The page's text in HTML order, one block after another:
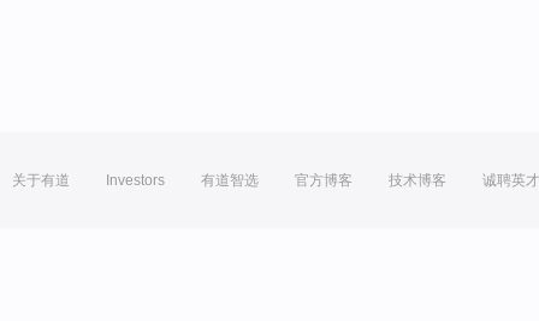
关于有道 Investors 有道智选 官方博客 技术博客 诚聘英才